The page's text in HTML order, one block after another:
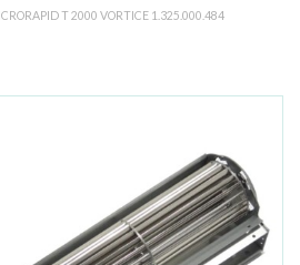
T 2000 VORTICE 1.325.000.484